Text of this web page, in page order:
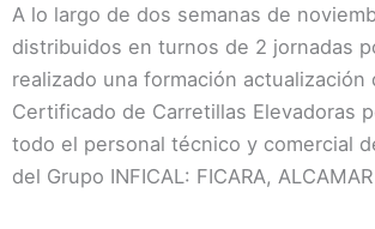
A lo largo de dos semanas de
distribuidos en turnos de 2 jornadas
realizado una formación actualización
Certificado de Carretillas Elevadoras
todo el personal técnico y comercial
del Grupo INFICAL: FICARA,